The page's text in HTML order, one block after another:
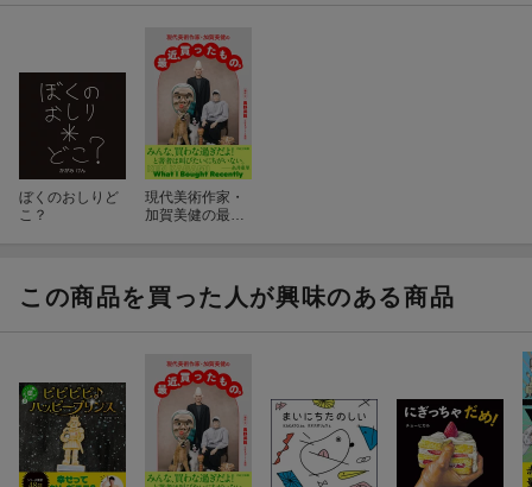
ぼくのおしりど
こ？
現代美術作家・
加賀美健の最
この商品を買った人が興味のある商品